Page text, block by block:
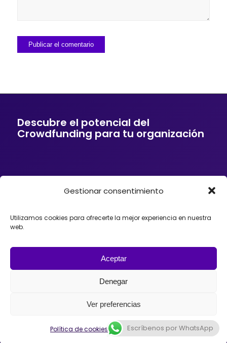
Gestionar consentimiento
Utilizamos cookies para ofrecerte la mejor experiencia en nuestra
web.
Aceptar
Denegar
Ver preferencias
Política de cookiesPolítica de privacidad
Descubre el potencial del
Crowdfunding para tu organización
Si tu empresa o entidad quiere ofrecer a sus
fundraising, podemos ayudarte. Trabajamos con
organizaciones que desean incorporar el
proyectos, diseñando estrategias y
acompañando el lanzamiento de campañas con
éxito en España, México o Argentina.
© 2026 - Universo Crowdfunding Escríbenos por WhatsApp